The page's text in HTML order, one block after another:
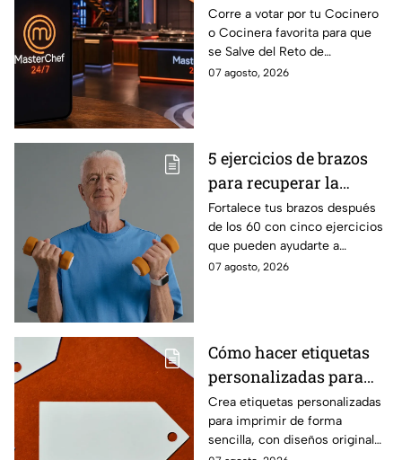
MasterChef 24/7 para
que salves a un
Cocinero del Reto de
Eliminación de este
Corre a votar por tu Cocinero
o Cocinera favorita para que
se Salve del Reto de
Eliminación de MasterChef
07 agosto, 2026
5 ejercicios de brazos
para recuperar la
fuerza después de los
60
Fortalece tus brazos después
de los 60 con cinco ejercicios
que pueden ayudarte a
recuperar fuerza, movilidad y
07 agosto, 2026
Cómo hacer etiquetas
personalizadas para
imprimir
Crea etiquetas personalizadas
para imprimir de forma
sencilla, con diseños originales